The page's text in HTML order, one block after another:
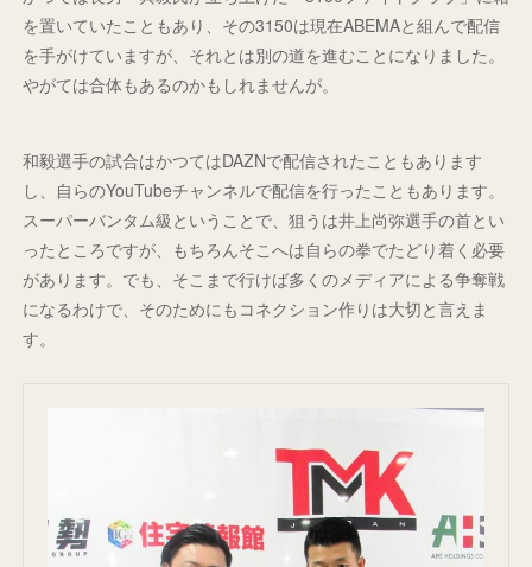
を置いていたこともあり、その3150は現在ABEMAと組んで配信
を手がけていますが、それとは別の道を進むことになりました。
やがては合体もあるのかもしれませんが。
和毅選手の試合はかつてはDAZNで配信されたこともあります
し、自らのYouTubeチャンネルで配信を行ったこともあります。
スーパーバンタム級ということで、狙うは井上尚弥選手の首とい
ったところですが、もちろんそこへは自らの拳でたどり着く必要
があります。でも、そこまで行けば多くのメディアによる争奪戦
になるわけで、そのためにもコネクション作りは大切と言えま
す。